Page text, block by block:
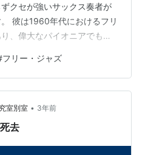
クセが強いサックス奏者が
彼は1960年代におけるフリ
、偉大なパイオニアでもあ
度聴いたら忘れられませ
ことで、どこか悲哀に満ち
演奏の特徴でしょう。 彼の
1冊の小説でした。 中上健次
狂いのジェイコブが退廃
フリー・ジャズ
室別室 • 3年前
去